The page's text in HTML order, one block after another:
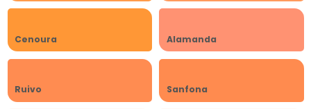
Cenoura Alamanda
Ruivo Sanfona